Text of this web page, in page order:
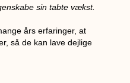
sin tabte vækst.
års erfaringer, at
så de kan lave dejlige